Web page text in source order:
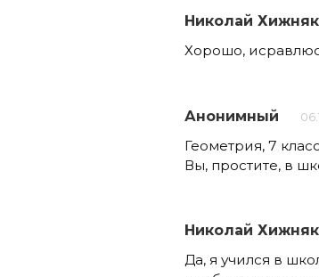
Николай Хижняк
Хорошо,
Анонимный
Геометрия, 7
Вы, простите, в
Николай Хижняк
Да, я учился в